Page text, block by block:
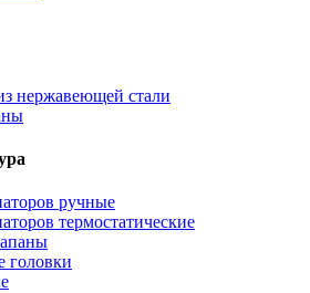
нержавеющей стали
ручные
термостатические
головки